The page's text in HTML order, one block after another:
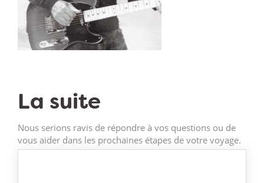
La suite
Nous serions ravis de répondre à vos questions ou de
vous aider dans les prochaines étapes de votre voyage.